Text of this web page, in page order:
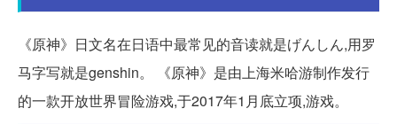
《原神》日文名在日语中最常见的音读就是げんしん,用罗
马字写就是genshin。 《原神》是由上海米哈游制作发行
的一款开放世界冒险游戏,于2017年1月底立项,游戏。